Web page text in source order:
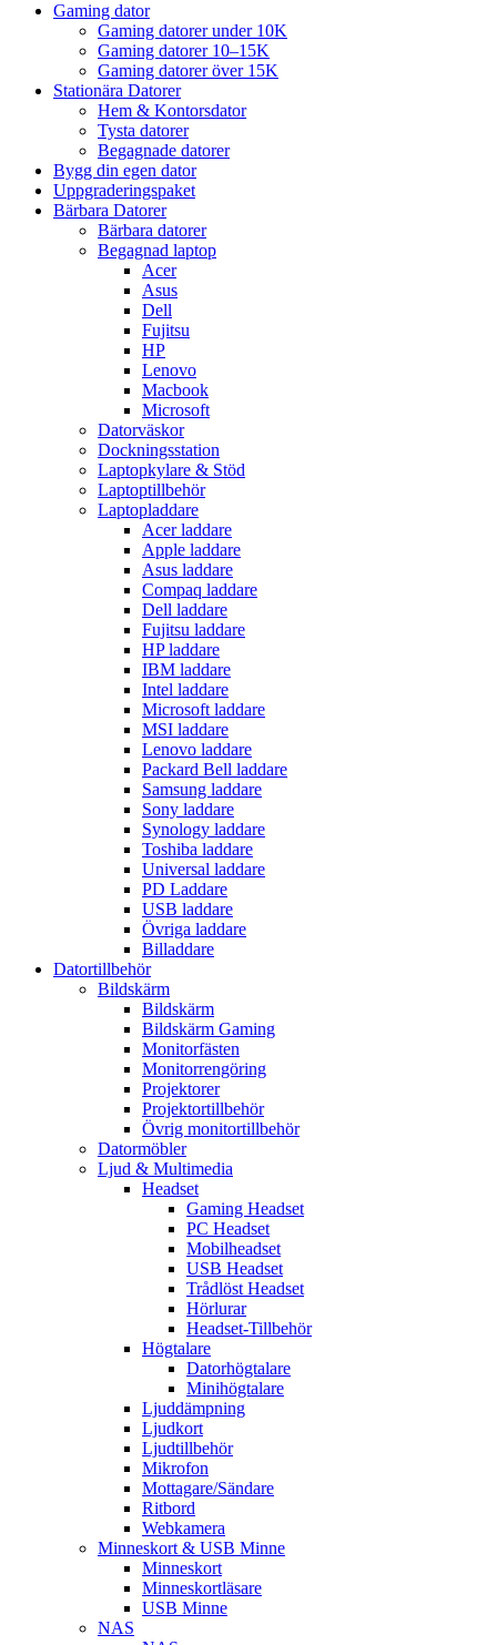
Gaming dator
Gaming datorer under 10K
Gaming datorer 10–15K
Gaming datorer över 15K
Stationära Datorer
Hem & Kontorsdator
Tysta datorer
Begagnade datorer
Bygg din egen dator
Uppgraderingspaket
Bärbara Datorer
Bärbara datorer
Begagnad laptop
Acer
Asus
Dell
Fujitsu
HP
Lenovo
Macbook
Microsoft
Datorväskor
Dockningsstation
Laptopkylare & Stöd
Laptoptillbehör
Laptopladdare
Acer laddare
Apple laddare
Asus laddare
Compaq laddare
Dell laddare
Fujitsu laddare
HP laddare
IBM laddare
Intel laddare
Microsoft laddare
MSI laddare
Lenovo laddare
Packard Bell laddare
Samsung laddare
Sony laddare
Synology laddare
Toshiba laddare
Universal laddare
PD Laddare
USB laddare
Övriga laddare
Billaddare
Datortillbehör
Bildskärm
Bildskärm
Bildskärm Gaming
Monitorfästen
Monitorrengöring
Projektorer
Projektortillbehör
Övrig monitortillbehör
Datormöbler
Ljud & Multimedia
Headset
Gaming Headset
PC Headset
Mobilheadset
USB Headset
Trådlöst Headset
Hörlurar
Headset-Tillbehör
Högtalare
Datorhögtalare
Minihögtalare
Ljuddämpning
Ljudkort
Ljudtillbehör
Mikrofon
Mottagare/Sändare
Ritbord
Webkamera
Minneskort & USB Minne
Minneskort
Minneskortläsare
USB Minne
NAS